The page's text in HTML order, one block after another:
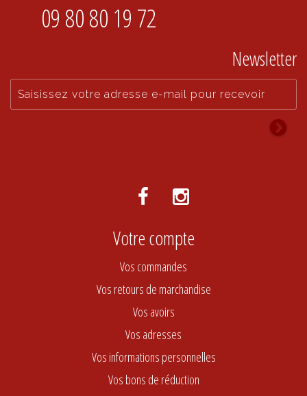
09 80 80 19 72
Newsletter
Votre compte
Vos commandes
Vos retours de marchandise
Vos avoirs
Vos adresses
Vos informations personnelles
Vos bons de réduction